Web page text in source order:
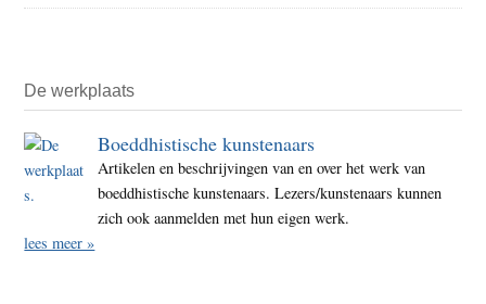
De werkplaats
Boeddhistische kunstenaars
Artikelen en beschrijvingen van en over het werk van
boeddhistische kunstenaars. Lezers/kunstenaars kunnen
zich ook aanmelden met hun eigen werk.
lees meer »